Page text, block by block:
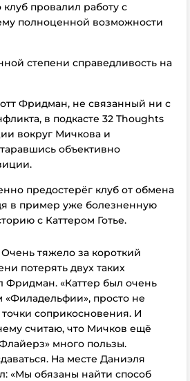
провалил работу с
полноценной возможности
степени справедливость на
Фридман, не связанный ни с
в подкасте 32 Thoughts
вокруг Мичкова и
объективно
предостерёг клуб от обмена
в пример уже болезненную
с Каттером Готье.
Очень тяжело за короткий
потерять двух таких
Фридман. «Каттер был очень
просто не
соприкосновения. И
считаю, что Мичков ещё
много пользы.
На месте Даниэля
«Мы обязаны найти способ